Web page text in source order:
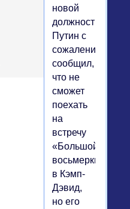
новой
должностью,
Путин с
сожалением
сообщил,
что не
сможет
поехать
на
встречу
«Большой
восьмерки»
в Кэмп-
Дэвид,
но его